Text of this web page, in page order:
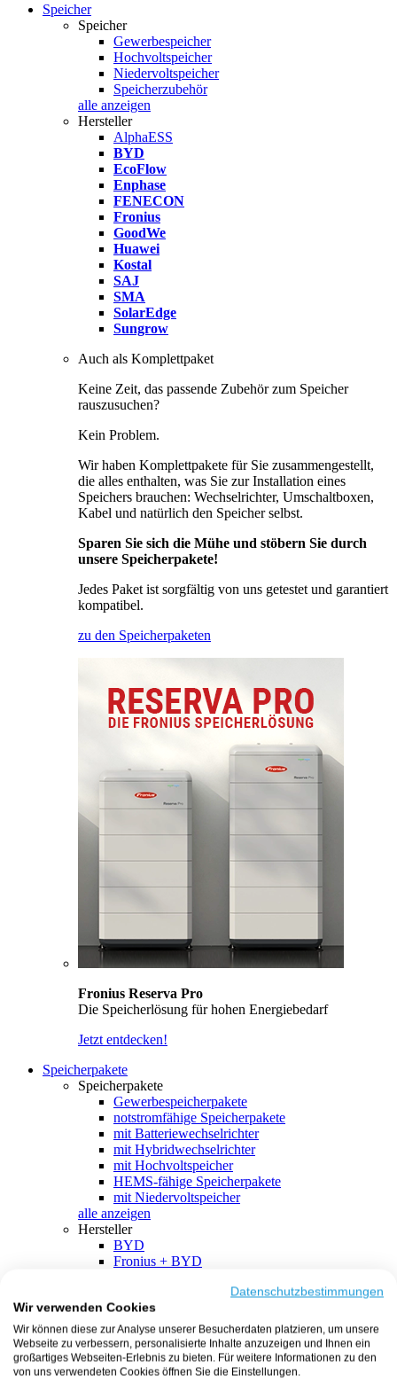
Speicher
Speicher
Gewerbespeicher
Hochvoltspeicher
Niedervoltspeicher
Speicherzubehör
alle anzeigen
Hersteller
AlphaESS
BYD
EcoFlow
Enphase
FENECON
Fronius
GoodWe
Huawei
Kostal
SAJ
SMA
SolarEdge
Sungrow
Auch als Komplettpaket
Keine Zeit, das passende Zubehör zum Speicher
rauszusuchen?
Kein Problem.
Wir haben Komplettpakete für Sie zusammengestellt,
die alles enthalten, was Sie zur Installation eines
Speichers brauchen: Wechselrichter, Umschaltboxen,
Kabel und natürlich den Speicher selbst.
Sparen Sie sich die Mühe und stöbern Sie durch
unsere Speicherpakete!
Jedes Paket ist sorgfältig von uns getestet und garantiert
kompatibel.
zu den Speicherpaketen
Fronius Reserva Pro
Die Speicherlösung für hohen Energiebedarf
Jetzt entdecken!
Speicherpakete
Speicherpakete
Gewerbespeicherpakete
notstromfähige Speicherpakete
mit Batteriewechselrichter
mit Hybridwechselrichter
mit Hochvoltspeicher
HEMS-fähige Speicherpakete
mit Niedervoltspeicher
alle anzeigen
Hersteller
BYD
Fronius + BYD
SMA + BYD
EcoFlow
EcoFlow + EcoFlow
FENECON
FENECON + FENECON
Datenschutzbestimmungen
Wir verwenden Cookies
Wir können diese zur Analyse unserer Besucherdaten platzieren, um unsere
Webseite zu verbessern, personalisierte Inhalte anzuzeigen und Ihnen ein
großartiges Webseiten-Erlebnis zu bieten. Für weitere Informationen zu den
von uns verwendeten Cookies öffnen Sie die Einstellungen.